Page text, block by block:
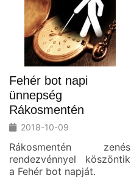
Fehér bot napi
ünnepség
Rákosmentén
2018-10-09
Rákosmentén zenés
rendezvénnyel köszöntik
a Fehér bot napját.